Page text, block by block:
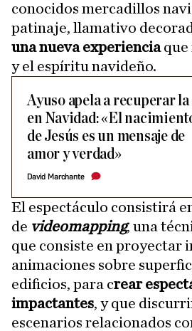
conocidos mercadillos
patinaje, llamativo
una nueva experienciaque
y el espíritu navideño.
Ayuso apela a recuperar la
en Navidad: «El
de Jesús es un mensaje de
amor y verdad»
David Marchante
El espectáculo consistirá
de videomapping, una
que consiste en proyectar
animaciones sobre
edificios, para crear
impactantes, y que
escenarios relacionados